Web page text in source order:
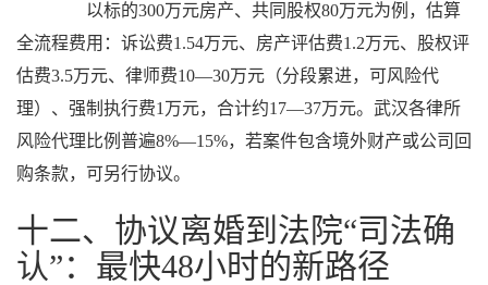
以标的300万元房产、共同股权80万元为例，估算
全流程费用：诉讼费1.54万元、房产评估费1.2万元、股权评
估费3.5万元、律师费10—30万元（分段累进，可风险代
理）、强制执行费1万元，合计约17—37万元。武汉各律所
风险代理比例普遍8%—15%，若案件包含境外财产或公司回
购条款，可另行协议。
十二、协议离婚到法院“司法确
认”：最快48小时的新路径